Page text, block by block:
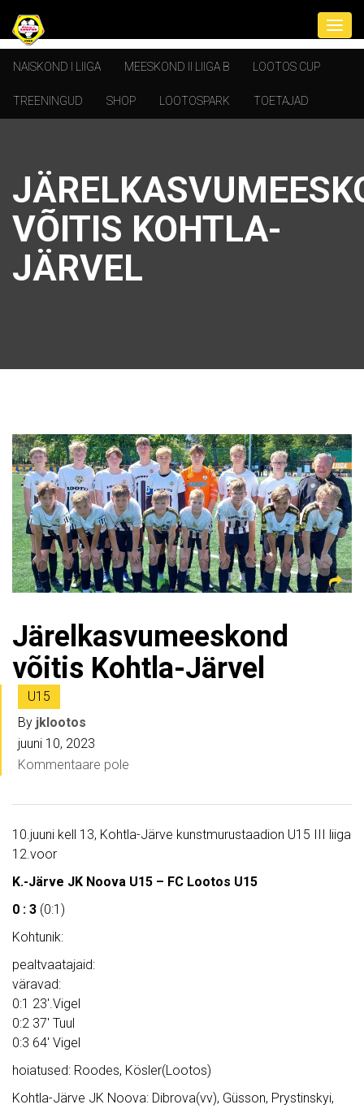
NAISKOND I LIIGA MEESKOND II LIIGA B LOOTOS CUP
TREENINGUD SHOP LOOTOSPARK TOETAJAD
VÕITIS KOHTLA-
JÄRVEL
Järelkasvumeeskond
võitis Kohtla-Järvel
U15
By jklootos
juuni 10, 2023
Kommentaare pole
10.juuni kell 13, Kohtla-Järve kunstmurustaadion U15 III liiga
12.voor
K.-Järve JK Noova U15 – FC Lootos U15
0 : 3 (0:1)
Kohtunik:
pealtvaatajaid:
väravad:
0:1 23′.Vigel
0:2 37′ Tuul
0:3 64′ Vigel
hoiatused: Roodes, Kösler(Lootos)
Kohtla-Järve JK Noova: Dibrova(vv), Güsson, Prystinskyi,